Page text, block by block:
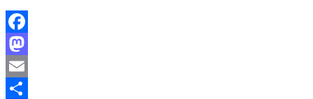
Facebook
Mastodon
Email